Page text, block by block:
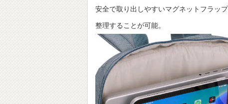
安全で取り出しやすいマグネットフラッ
整理することが可能。